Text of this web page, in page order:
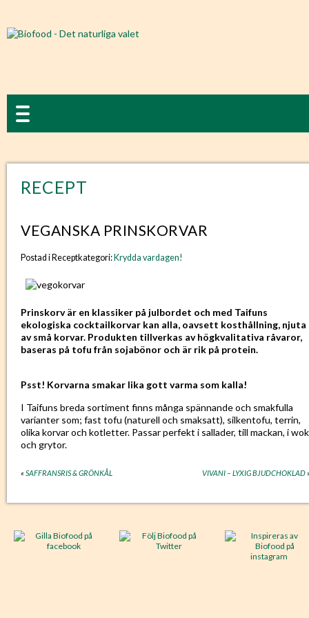
RECEPT
VEGANSKA PRINSKORVAR
Postad i Receptkategori: Krydda vardagen!
Prinskorv är en klassiker på julbordet och med Taifuns
ekologiska cocktailkorvar kan alla, oavsett kosthållning, njuta
av små korvar. Produkten tillverkas av högkvalitativa råvaror,
baseras på tofu från sojabönor och är rik på protein.
Psst! Korvarna smakar lika gott varma som kalla!
I Taifuns breda sortiment finns många spännande och smakfulla
varianter som; fast tofu (naturell och smaksatt), silkentofu, terrin,
olika korvar och kotletter. Passar perfekt i sallader, till mackan, i wok
och grytor.
« SAFFRANSRIS & GRÖNKÅL VIVANI – LYXIG BJUDCHOKLAD